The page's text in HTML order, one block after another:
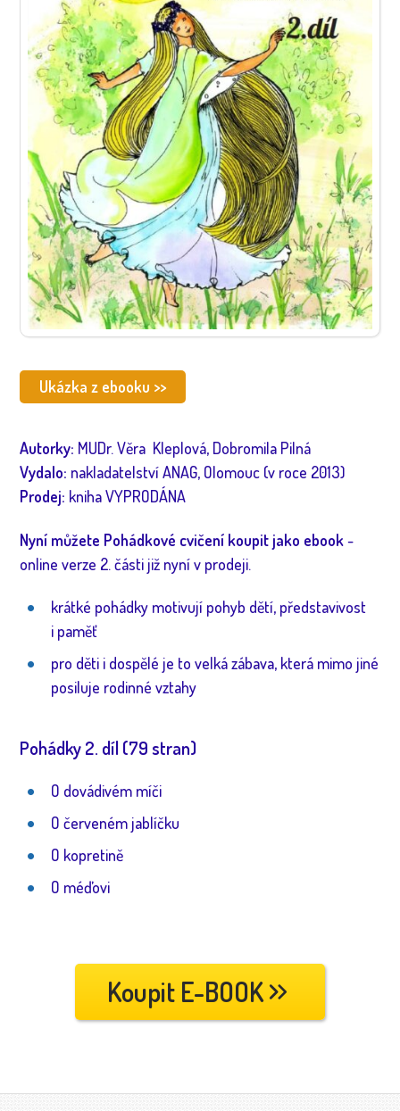
Ukázka z ebooku >>
Autorky: MUDr. Věra Kleplová, Dobromila Pilná
Vydalo: nakladatelství ANAG, Olomouc (v roce 2013)
Prodej: kniha VYPRODÁNA
Nyní můžete Pohádkové cvičení koupit jako ebook-
online verze 2. části již nyní v prodeji.
krátké pohádky motivují pohyb dětí, představivost
i paměť
pro děti i dospělé je to velká zábava, která mimo jiné
posiluje rodinné vztahy
Pohádky 2. díl (79 stran)
O dovádivém míči
O červeném jablíčku
O kopretině
O méďovi
Koupit E-BOOK